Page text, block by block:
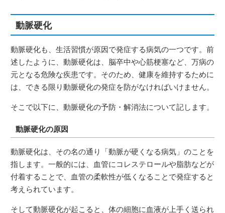
動脈硬化
動脈硬化も、生活習慣が原因で発症する病気の一つです。前
述したように、動脈硬化は、脳卒中や心筋梗塞など、万病の
元となる危険な疾患です。そのため、健康を維持するために
は、できる限り動脈硬化の発症を防がなければいけません。
そこで以下に、動脈硬化の予防・解消法について記します。
動脈硬化の原因
動脈硬化は、その名の通り「動脈が硬くなる病気」のことを
指します。一般的には、血管にコレステロールや脂肪などが
付着することで、血管の柔軟性が低くなることで発症すると
考えられています。
そして動脈硬化が起こると、体の細胞に血液が上手く送られ